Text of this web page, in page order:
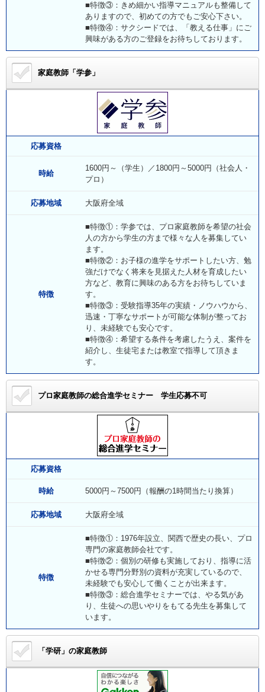
■特徴③：きめ細かい指導マニュアルも整備して
ありますので、初めての方でもご安心下さい。
■特徴④：サクシードでは、「教える仕事」にご
興味がある方のご登録をお待ちしております。
家庭教師「学参」
応募資格
時給
1600円～（学生）／1800円～5000円（社会人・
プロ）
応募地域 大阪府全域
特徴
■特徴①：学参では、プロ家庭教師を希望の社会
人の方から学生の方まで様々な人を募集してい
ます。
■特徴②：お子様の進学をサポートしたい方、勉
強だけでなく将来を見据えた人材を育成したい
方など、教育に興味のある方をお待ちしていま
す。
■特徴③：受験指導35年の実績・ノウハウから、
迅速・丁寧なサポートが可能な体制が整ってお
り、未経験でも安心です。
■特徴④：希望する条件を考慮したうえ、案件を
紹介し、生徒宅または教室で指導して頂きま
す。
プロ家庭教師の総合進学セミナー学生応募不可
応募資格
時給 5000円～7500円（報酬の1時間当たり換算）
応募地域 大阪府全域
特徴
■特徴①：1976年設立、関西で歴史の長い、プロ
専門の家庭教師会社です。
■特徴②：個別の研修も実施しており、指導に活
かせる専門分野別の資料が充実しているので、
未経験でも安心して働くことが出来ます。
■特徴③：総合進学セミナーでは、やる気があ
り、生徒への思いやりをもてる先生を募集して
います。
「学研」の家庭教師